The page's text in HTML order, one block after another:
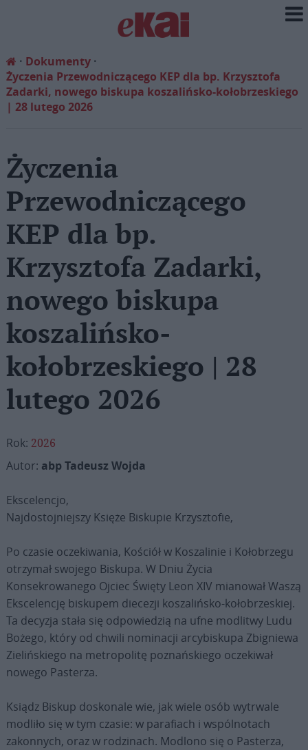
Dokumenty
Życzenia Przewodniczącego KEP dla bp. Krzysztofa
Zadarki, nowego biskupa koszalińsko-kołobrzeskiego
| 28 lutego 2026
Życzenia
Przewodniczącego
KEP dla bp.
Krzysztofa Zadarki,
nowego biskupa
koszalińsko-
kołobrzeskiego | 28
lutego 2026
Rok: 2026
Autor: abp Tadeusz Wojda
Ekscelencjo,
Najdostojniejszy Księże Biskupie Krzysztofie,
Po czasie oczekiwania, Kościół w Koszalinie i Kołobrzegu
otrzymał swojego Biskupa. W Dniu Życia
Konsekrowanego Ojciec Święty Leon XIV mianował Waszą
Ekscelencję biskupem diecezji koszalińsko-kołobrzeskiej.
Ta decyzja stała się odpowiedzią na ufne modlitwy Ludu
Bożego, który od chwili nominacji arcybiskupa Zbigniewa
Zielińskiego na metropolitę poznańskiego oczekiwał
nowego Pasterza.
Ksiądz Biskup doskonale wie, jak wiele osób wytrwale
modliło się w tym czasie: w parafiach i wspólnotach
zakonnych, oraz w rodzinach. Modlono się o Pasterza,